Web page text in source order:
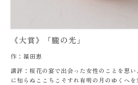
《大賞》「朧の光」
作：福田恵
講評：桜花の宴で出会った女性のことを思
に知らぬここちこそすれ有明の月のゆくへ